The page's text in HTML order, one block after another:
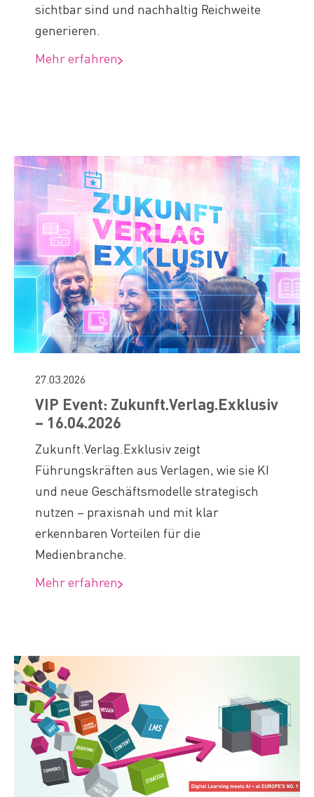
sichtbar sind und nachhaltig Reichweite
generieren.
Mehr erfahren
27.03.2026
VIP Event: Zukunft.Verlag.Exklusiv
– 16.04.2026
Zukunft.Verlag.Exklusiv zeigt
Führungskräften aus Verlagen, wie sie KI
und neue Geschäftsmodelle strategisch
nutzen – praxisnah und mit klar
erkennbaren Vorteilen für die
Medienbranche.
Mehr erfahren